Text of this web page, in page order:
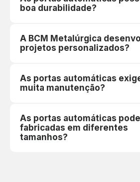
boa durabilidade?
A BCM Metalúrgica
projetos personalizados?
As portas automáticas
muita manutenção?
As portas automáticas
fabricadas em diferentes
tamanhos?